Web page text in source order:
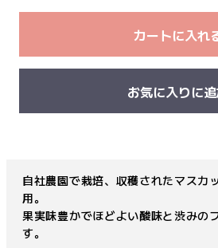
カートに入れ
お気に入りに
自社農園で栽培、収穫されたマスカ
用。
果実味豊かでほどよい酸味と渋みの
す。